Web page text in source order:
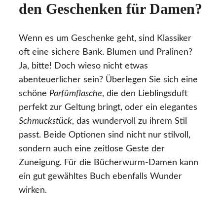
den Geschenken für Damen?
Wenn es um Geschenke geht, sind Klassiker
oft eine sichere Bank. Blumen und Pralinen?
Ja, bitte! Doch wieso nicht etwas
abenteuerlicher sein? Überlegen Sie sich eine
schöne Parfümflasche, die den Lieblingsduft
perfekt zur Geltung bringt, oder ein elegantes
Schmuckstück, das wundervoll zu ihrem Stil
passt. Beide Optionen sind nicht nur stilvoll,
sondern auch eine zeitlose Geste der
Zuneigung. Für die Bücherwurm-Damen kann
ein gut gewähltes Buch ebenfalls Wunder
wirken.